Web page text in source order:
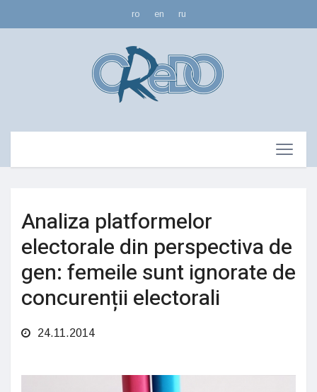
ro en ru
Analiza platformelor
electorale din perspectiva de
gen: femeile sunt ignorate de
concurenții electorali
24.11.2014